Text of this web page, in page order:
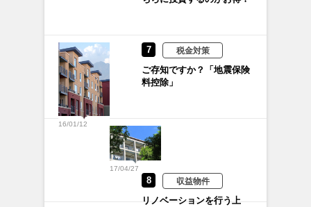
16/01/12
7 税金対策
ご存知ですか？「地震保険
料控除」
17/04/27
8 収益物件
リノベーションを行う上